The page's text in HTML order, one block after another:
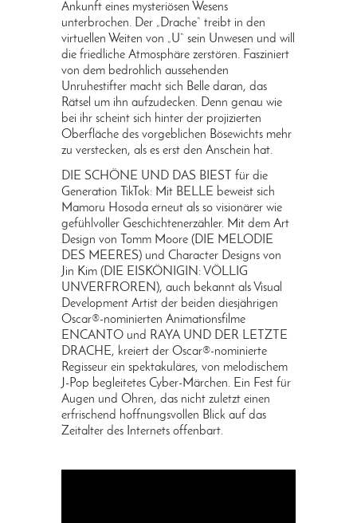
Ankunft eines mysteriösen Wesens
unterbrochen. Der „Drache“ treibt in den
virtuellen Weiten von „U“ sein Unwesen und will
die friedliche Atmosphäre zerstören. Fasziniert
von dem bedrohlich aussehenden
Unruhestifter macht sich Belle daran, das
Rätsel um ihn aufzudecken. Denn genau wie
bei ihr scheint sich hinter der projizierten
Oberfläche des vorgeblichen Bösewichts mehr
zu verstecken, als es erst den Anschein hat.
DIE SCHÖNE UND DAS BIEST für die
Generation TikTok: Mit BELLE beweist sich
Mamoru Hosoda erneut als so visionärer wie
gefühlvoller Geschichtenerzähler. Mit dem Art
Design von Tomm Moore (DIE MELODIE
DES MEERES) und Character Designs von
Jin Kim (DIE EISKÖNIGIN: VÖLLIG
UNVERFROREN), auch bekannt als Visual
Development Artist der beiden diesjährigen
Oscar®-nominierten Animationsfilme
ENCANTO und RAYA UND DER LETZTE
DRACHE, kreiert der Oscar®-nominierte
Regisseur ein spektakuläres, von melodischem
J-Pop begleitetes Cyber-Märchen. Ein Fest für
Augen und Ohren, das nicht zuletzt einen
erfrischend hoffnungsvollen Blick auf das
Zeitalter des Internets offenbart.